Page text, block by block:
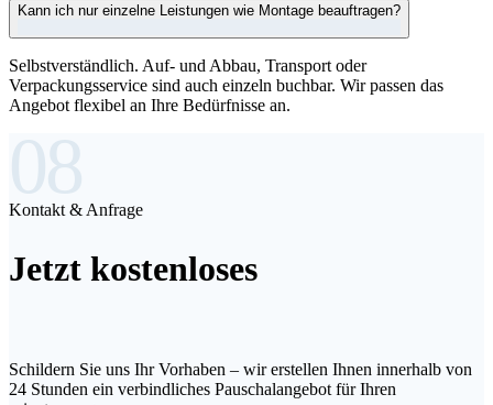
Kann ich nur einzelne Leistungen wie Montage beauftragen?
Selbstverständlich. Auf- und Abbau, Transport oder
Verpackungsservice sind auch einzeln buchbar. Wir passen das
Angebot flexibel an Ihre Bedürfnisse an.
08
Kontakt & Anfrage
Jetzt kostenloses
Schildern Sie uns Ihr Vorhaben – wir erstellen Ihnen innerhalb von
24 Stunden ein verbindliches Pauschalangebot für Ihren